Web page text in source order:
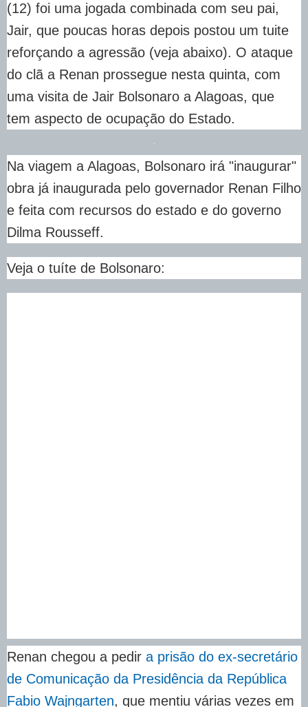
(12) foi uma jogada combinada com seu pai,
Jair, que poucas horas depois postou um tuite
reforçando a agressão (veja abaixo). O ataque
do clã a Renan prossegue nesta quinta, com
uma visita de Jair Bolsonaro a Alagoas, que
tem aspecto de ocupação do Estado.
Na viagem a Alagoas, Bolsonaro irá "inaugurar"
obra já inaugurada pelo governador Renan Filho
e feita com recursos do estado e do governo
Dilma Rousseff.
Veja o tuíte de Bolsonaro:
Renan chegou a pedir a prisão do ex-secretário
de Comunicação da Presidência da República
Fabio Wajngarten, que mentiu várias vezes em